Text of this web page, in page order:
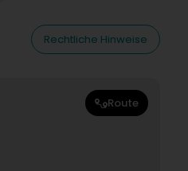
Rechtliche Hinweise
Route